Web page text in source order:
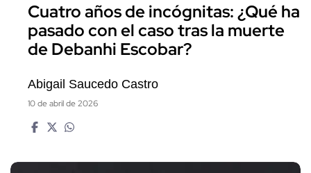
Cuatro años de incógnitas: ¿Qué ha
pasado con el caso tras la muerte
de Debanhi Escobar?
Abigail Saucedo Castro
10 de abril de 2026